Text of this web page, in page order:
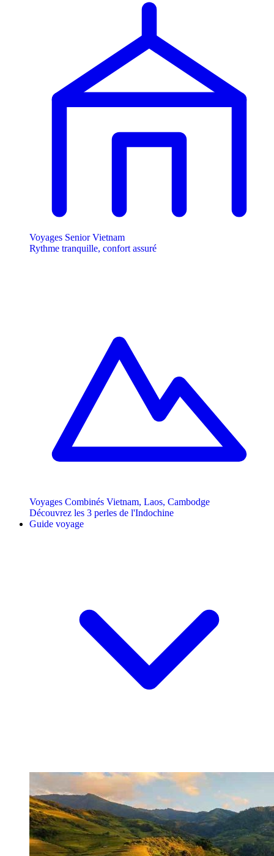
Voyages Senior Vietnam
Rythme tranquille, confort assuré
Voyages Combinés Vietnam, Laos, Cambodge
Découvrez les 3 perles de l'Indochine
Guide voyage